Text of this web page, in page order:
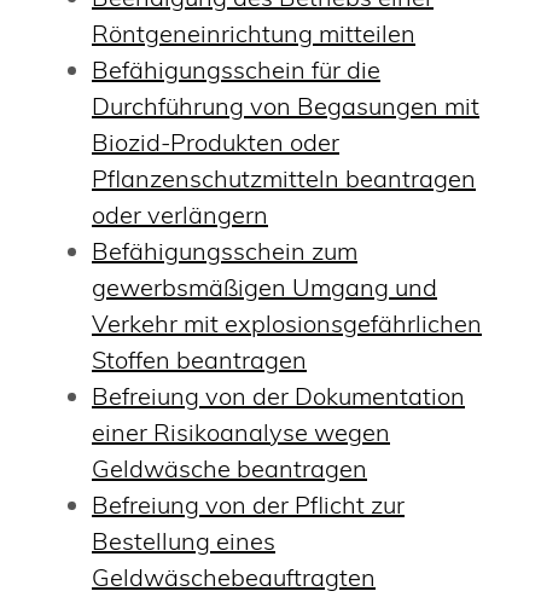
Röntgeneinrichtung mitteilen
Befähigungsschein für die
Durchführung von Begasungen mit
Biozid-Produkten oder
Pflanzenschutzmitteln beantragen
oder verlängern
Befähigungsschein zum
gewerbsmäßigen Umgang und
Verkehr mit explosionsgefährlichen
Stoffen beantragen
Befreiung von der Dokumentation
einer Risikoanalyse wegen
Geldwäsche beantragen
Befreiung von der Pflicht zur
Bestellung eines
Geldwäschebeauftragten